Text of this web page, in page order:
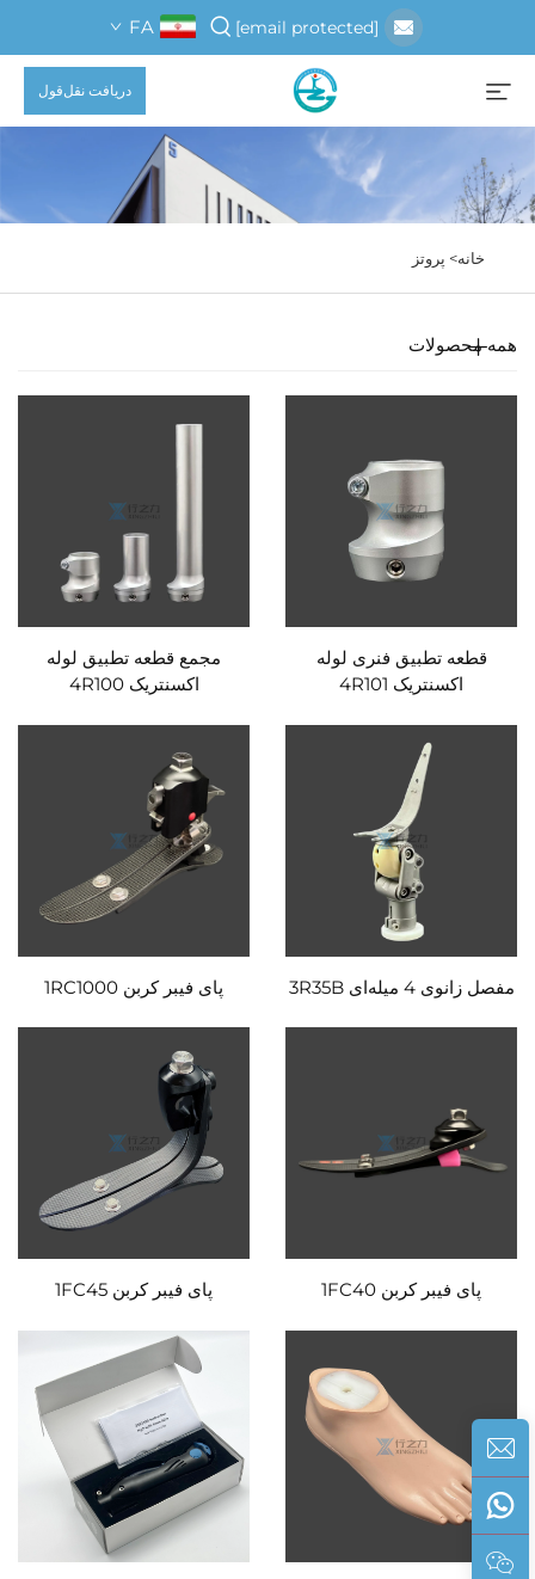
[email protected]
FA
دریافت نقل‌قول
خانه> پروتز
همه محصولات
قطعه تطبیق فنری لوله
اکسنتریک 4R101
مجمع قطعه تطبیق لوله
اکسنتریک 4R100
مفصل زانوی 4 میله‌ای 3R35B پای فیبر کربن 1RC1000
پای فیبر کربن 1FC40 پای فیبر کربن 1FC45